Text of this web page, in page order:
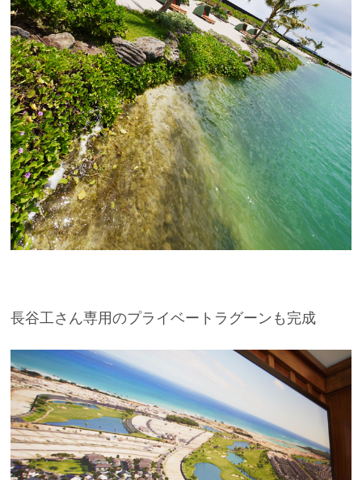
長谷工さん専用のプライベートラグーンも完成